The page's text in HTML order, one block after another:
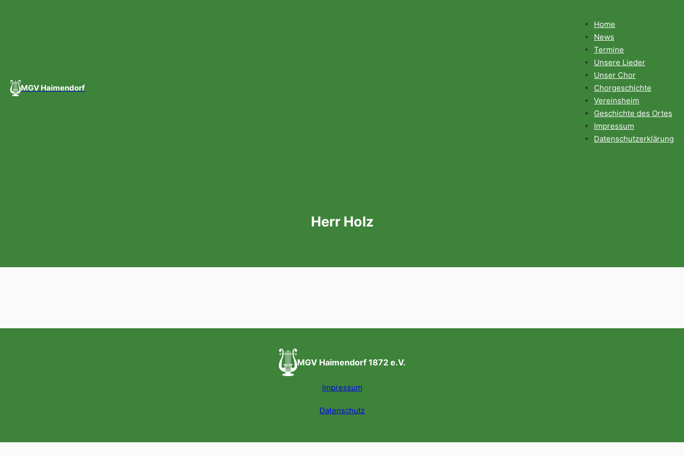
MGV Haimendorf
Home
News
Termine
Unsere Lieder
Unser Chor
Chorgeschichte
Vereinsheim
Geschichte des Ortes
Impressum
Datenschutzerklärung
Herr Holz
MGV Haimendorf 1872 e.V.
Impressum
Datenschutz